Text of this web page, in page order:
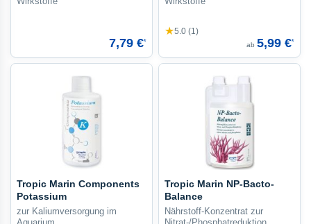
7,79 €*
★5.0 (1)
ab 5,99 €*
Tropic Marin Components
Potassium
zur Kaliumversorgung im
Tropic Marin NP-Bacto-
Balance
Nährstoff-Konzentrat zur